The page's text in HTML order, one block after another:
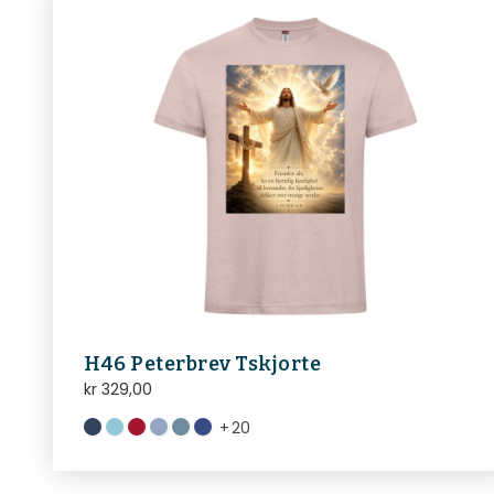
H46 Peterbrev Tskjorte
kr 329,00
+20